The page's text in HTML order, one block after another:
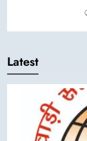
Latest